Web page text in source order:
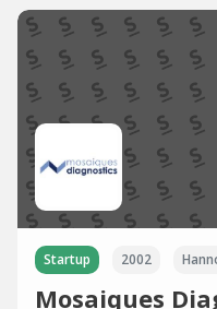
Startup 2002
Mosaiques